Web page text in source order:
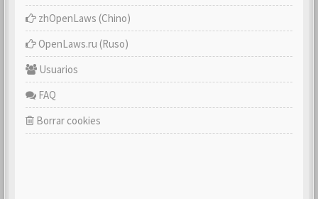
zhOpenLaws (Chino)
OpenLaws.ru (Ruso)
Usuarios
FAQ
Borrar cookies